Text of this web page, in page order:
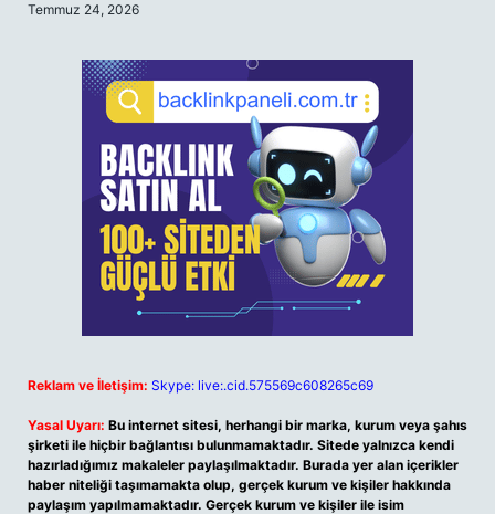
Temmuz 24, 2026
Reklam ve İletişim: Skype: live:.cid.575569c608265c69
Yasal Uyarı: Bu internet sitesi, herhangi bir marka, kurum veya şahıs
şirketi ile hiçbir bağlantısı bulunmamaktadır. Sitede yalnızca kendi
hazırladığımız makaleler paylaşılmaktadır. Burada yer alan içerikler
haber niteliği taşımamakta olup, gerçek kurum ve kişiler hakkında
paylaşım yapılmamaktadır. Gerçek kurum ve kişiler ile isim